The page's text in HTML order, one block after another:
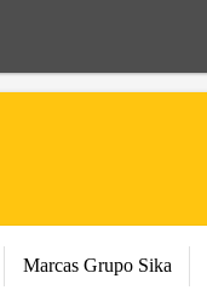
Marcas Grupo Sika